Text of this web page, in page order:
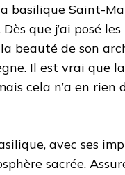
basilique Saint-
que j’ai posé
beauté de son
Il est vrai que
cela n’a en
avec ses
sacrée.